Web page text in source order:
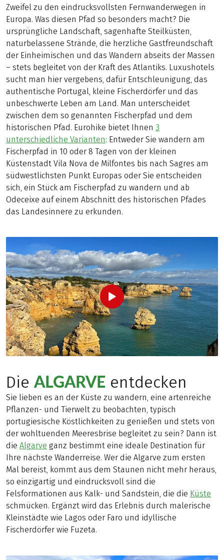
Zweifel zu den eindrucksvollsten Fernwanderwegen in
Europa. Was diesen Pfad so besonders macht? Die
ursprüngliche Landschaft, sagenhafte Steilküsten,
naturbelassene Strände, die herzliche Gastfreundschaft
der Einheimischen und das Wandern abseits der Massen
– stets begleitet von der Kraft des Atlantiks. Luxushotels
sucht man hier vergebens, dafür Entschleunigung, das
authentische Portugal, kleine Fischerdörfer und das
unbeschwerte Leben am Land. Man unterscheidet
zwischen dem so genannten Fischerpfad und dem
historischen Pfad. Eurohike bietet Ihnen 3
unterschiedliche Varianten: Entweder Sie wandern am
Fischerpfad in 10 oder 8 Tagen von der kleinen
Küstenstadt Vila Nova de Milfontes bis nach Sagres am
südwestlichsten Punkt Europas oder Sie entscheiden
sich, ein Stück am Fischerpfad zu wandern und ab
Odeceixe auf einem Abschnitt des historischen Pfades
das Landesinnere zu erkunden.
Die ALGARVE entdecken
Sie lieben es an der Küste zu wandern, eine artenreiche
Pflanzen- und Tierwelt zu beobachten, typisch
portugiesische Köstlichkeiten zu genießen und stets von
der wohltuenden Meeresbrise begleitet zu sein? Dann ist
die Algarve ganz bestimmt eine ideale Destination für
Ihre nächste Wanderreise. Wer die Algarve zum ersten
Mal bereist, kommt aus dem Staunen nicht mehr heraus,
so einzigartig und eindrucksvoll sind die
Felsformationen aus Kalk- und Sandstein, die die Küste
schmücken. Ergänzt wird das Erlebnis durch malerische
Kleinstädte wie Lagos oder Faro und idyllische
Fischerdörfer wie Fuzeta.